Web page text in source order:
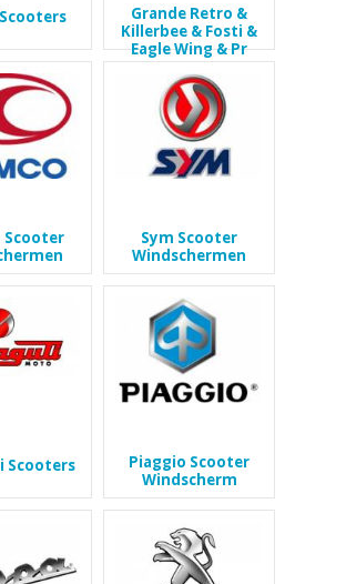
Grande Retro &
Killerbee & Fosti &
Eagle Wing & Pr
Scooter
Sym Scooter
Windschermen
Scooters
Piaggio Scooter
Windscherm